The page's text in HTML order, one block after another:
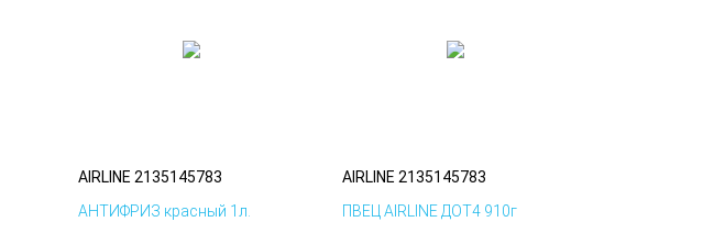
AIRLINE 2135145783
АНТИФРИЗ красный 1л.
AIRLINE 2135145783
ПВЕЦ AIRLINE ДОТ4 910г